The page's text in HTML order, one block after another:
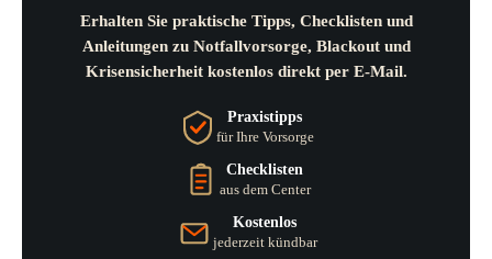
Erhalten Sie praktische Tipps, Checklisten und
Anleitungen zu Notfallvorsorge, Blackout und
Krisensicherheit kostenlos direkt per E-Mail.
Praxistipps
für Ihre Vorsorge
Checklisten
aus dem Center
Kostenlos
jederzeit kündbar